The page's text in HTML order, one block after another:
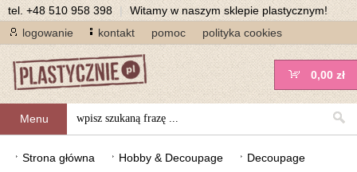
tel.+48 510 958 398 | Witamy w naszym sklepie plastycznym!
logowanie
kontakt pomoc polityka cookies
Menu
0,00 zł
Strona główna Hobby & Decoupage
Decoupage